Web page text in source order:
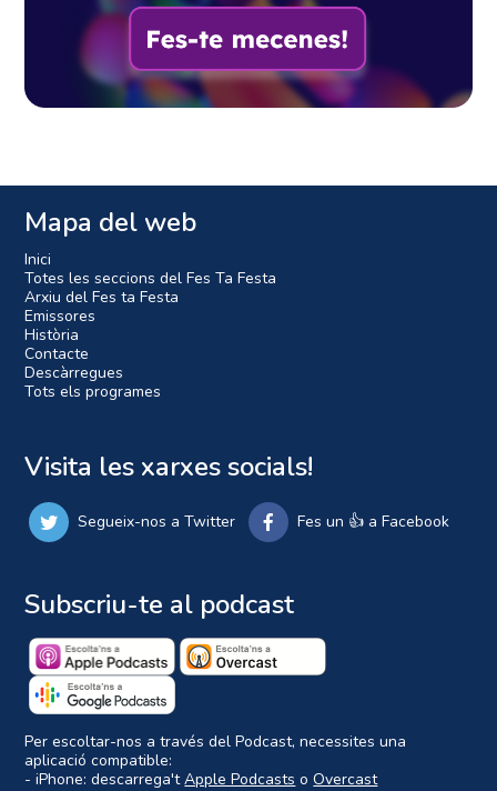
Mapa del web
Inici
Totes les seccions del Fes Ta Festa
Arxiu del Fes ta Festa
Emissores
Història
Contacte
Descàrregues
Tots els programes
Visita les xarxes socials!
Segueix-nos a Twitter Fes un 👍 a Facebook
Subscriu-te al podcast
Per escoltar-nos a través del Podcast, necessites una
aplicació compatible:
- iPhone: descarrega'tApple Podcasts oOvercast